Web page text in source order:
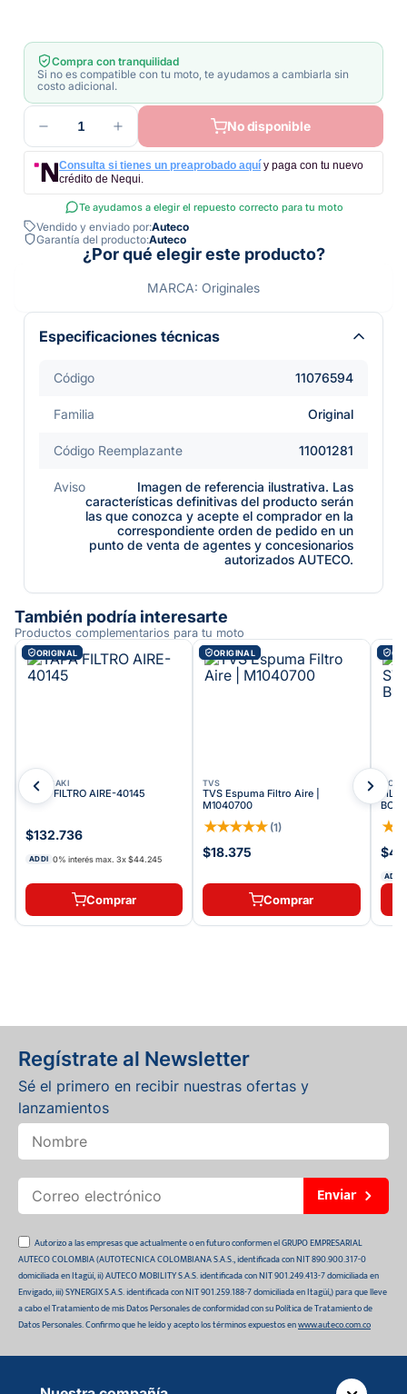
Compra con tranquilidad
Si no es compatible con tu moto, te ayudamos a cambiarla sin
costo adicional.
1 No disponible
Consulta si tienes un preaprobado aquí y paga con tu nuevo
crédito de Nequi.
Te ayudamos a elegir el repuesto correcto para tu moto
Vendido y enviado por:Auteco
Garantía del producto:Auteco
¿Por qué elegir este producto?
MARCA: Originales
Especificaciones técnicas
Código 11076594
Familia Original
Código Reemplazante 11001281
Aviso
Imagen de referencia ilustrativa. Las
características definitivas del producto serán
las que conozca y acepte el comprador en la
correspondiente orden de pedido en un
punto de venta de agentes y concesionarios
autorizados AUTECO.
También podría interesarte
Productos complementarios para tu moto
ORIGINAL
KAWASAKI
TAPA FILTRO AIRE-40145
$132.736
ADDI 0% interés max. 3x$44.245
Comprar
ORIGINAL
TVS
TVS Espuma Filtro Aire |
M1040700
★★★★★ (1)
$18.375
Comprar
★
ADDI
Regístrate al Newsletter
Sé el primero en recibir nuestras ofertas y
lanzamientos
Enviar
Autorizo a las empresas que actualmente o en futuro conformen el GRUPO EMPRESARIAL
AUTECO COLOMBIA (AUTOTECNICA COLOMBIANA S.A.S., identificada con NIT 890.900.317-0
domiciliada en Itagüí, ii) AUTECO MOBILITY S.A.S. identificada con NIT 901.249.413-7 domiciliada en
Envigado, iii) SYNERGIX S.A.S. identificada con NIT 901.259.188-7 domiciliada en Itagüí,) para que lleve
a cabo el Tratamiento de mis Datos Personales de conformidad con su Política de Tratamiento de
Datos Personales. Confirmo que he leído y acepto los términos expuestos enwww.auteco.com.co